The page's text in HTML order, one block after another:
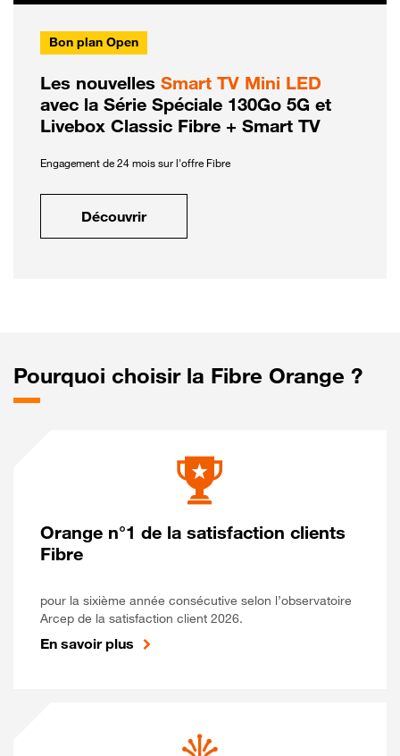
Bon plan Open
Les nouvelles Smart TV Mini LED
avec la Série Spéciale 130Go 5G et
Livebox Classic Fibre + Smart TV
Engagement de 24 mois sur l'offre Fibre
Découvrir
Pourquoi choisir la Fibre Orange ?
Orange n°1 de la satisfaction clients
Fibre
pour la sixième année consécutive selon l’observatoire
Arcep de la satisfaction client 2026.
En savoir plus